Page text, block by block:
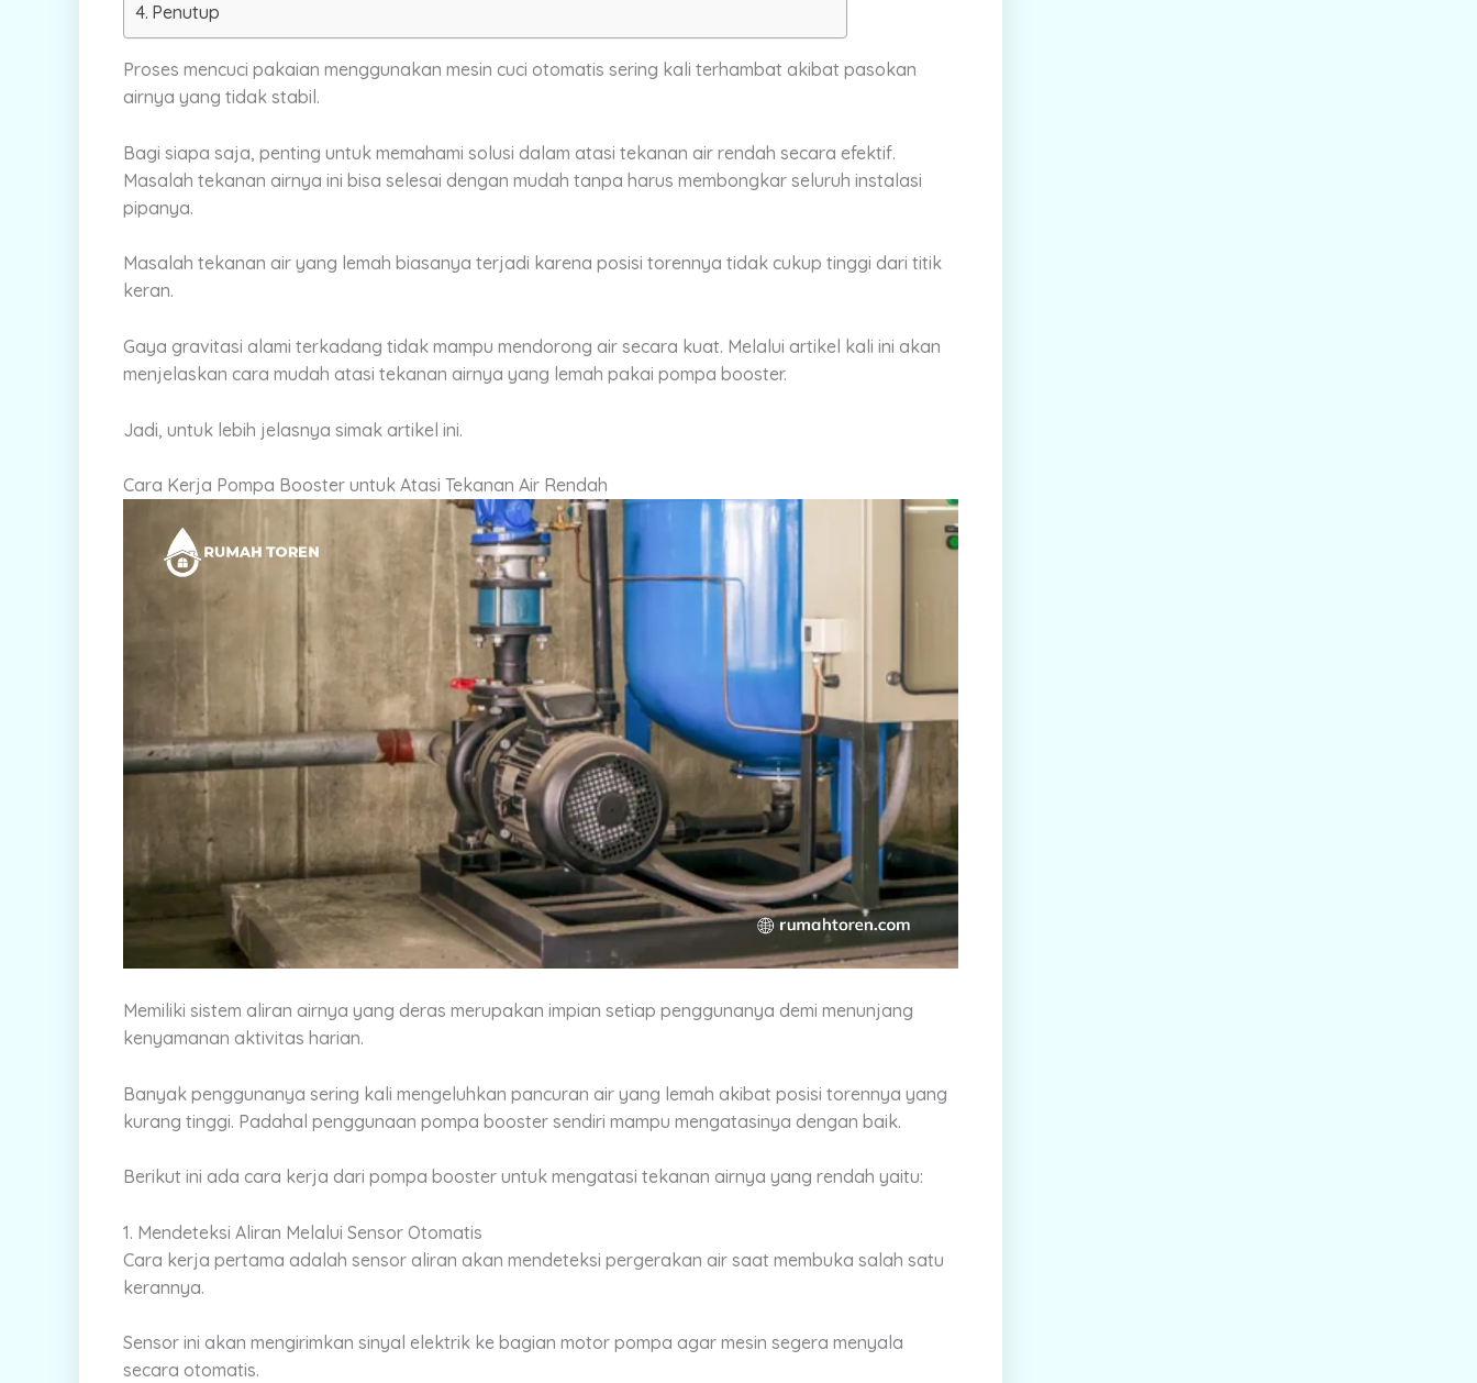
Penutup
Proses mencuci pakaian menggunakan mesin cuci otomatis sering kali terhambat akibat pasokan
airnya yang tidak stabil.
Bagi siapa saja, penting untuk memahami solusi dalam atasi tekanan air rendah secara efektif.
Masalah tekanan airnya ini bisa selesai dengan mudah tanpa harus membongkar seluruh instalasi
pipanya.
Masalah tekanan air yang lemah biasanya terjadi karena posisi torennya tidak cukup tinggi dari titik
keran.
Gaya gravitasi alami terkadang tidak mampu mendorong air secara kuat. Melalui artikel kali ini akan
menjelaskan cara mudah atasi tekanan airnya yang lemah pakai pompa booster.
Jadi, untuk lebih jelasnya simak artikel ini.
Cara Kerja Pompa Booster untuk Atasi Tekanan Air Rendah
Memiliki sistem aliran airnya yang deras merupakan impian setiap penggunanya demi menunjang
kenyamanan aktivitas harian.
Banyak penggunanya sering kali mengeluhkan pancuran air yang lemah akibat posisi torennya yang
kurang tinggi. Padahal penggunaan pompa booster sendiri mampu mengatasinya dengan baik.
Berikut ini ada cara kerja dari pompa booster untuk mengatasi tekanan airnya yang rendah yaitu:
1. Mendeteksi Aliran Melalui Sensor Otomatis
Cara kerja pertama adalah sensor aliran akan mendeteksi pergerakan air saat membuka salah satu
kerannya.
Sensor ini akan mengirimkan sinyal elektrik ke bagian motor pompa agar mesin segera menyala
secara otomatis.